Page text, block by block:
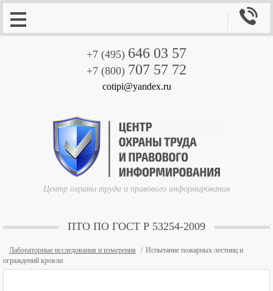
+7 (495) 646 03 57
+7 (800) 707 57 72
cotipi@yandex.ru
Центр охраны труда и правового информирования

ПТО ПО ГОСТ Р 53254-2009
Лабораторные исследования и измерения
Испытание пожарных лестниц и
ограждений кровли